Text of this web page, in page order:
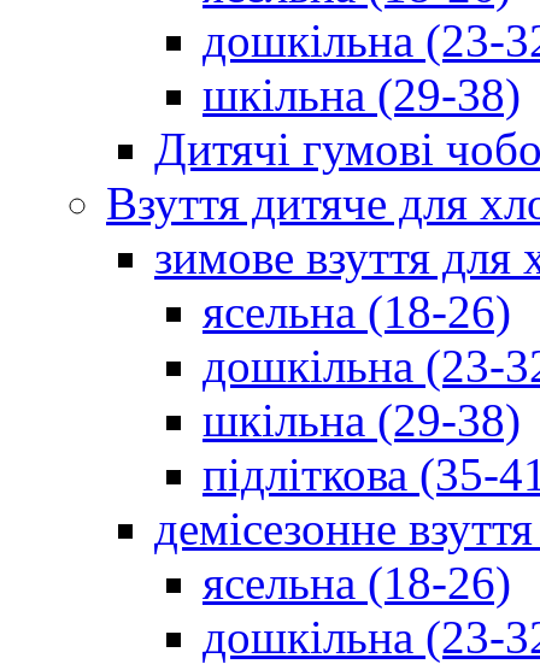
дошкільна (23-
шкільна (29-38)
Дитячі гумові
Взуття дитяче для
зимове взуття для
ясельна (18-26)
дошкільна (23-
шкільна (29-38)
підліткова (35-
демісезонне
ясельна (18-26)
дошкільна (23-